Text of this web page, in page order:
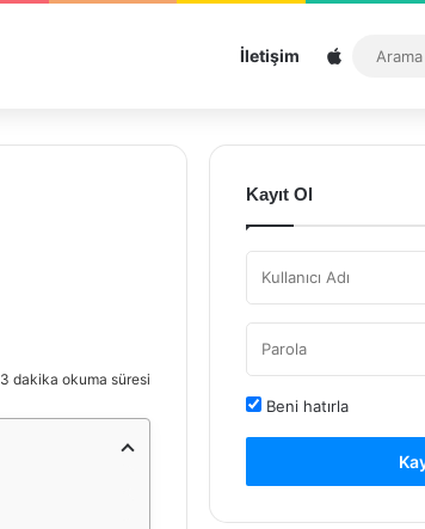
İletişim Sitemap
3 dakika okuma süresi
Kayıt Ol
Beni hatırla